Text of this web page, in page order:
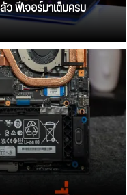
ฟีเจอร์มาเต็มครบ